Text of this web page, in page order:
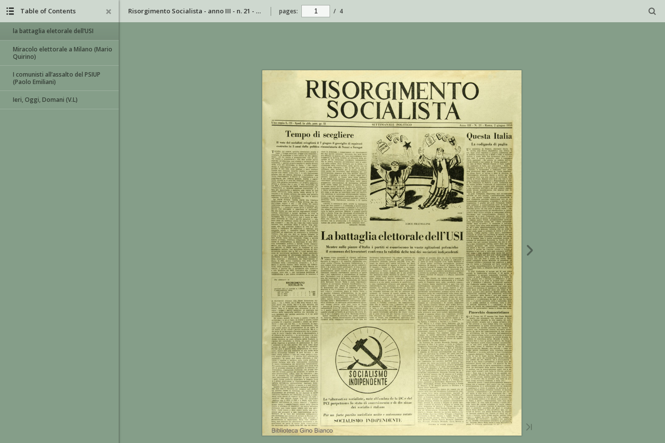
Risorgimento Socialista - anno III - n. 21 - 2 giugno 1953 pages: / 4
Table of Contents
la battaglia eletorale dell’USI
Miracolo elettorale a Milano (Mario
Quirino)
I comunisti all’assalto del PSIUP
(Paolo Emiliani)
Ieri, Oggi, Domani (V.L)